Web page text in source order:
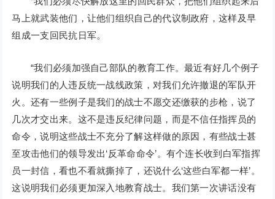
马上就武装他们，让他们组织自己的代议制政府，这样及早
组成一支回民抗日军。
“我们必须加强自己部队的教育工作。最近有好几个例子
说明我们的人违反统一战线政策，对我们允许撤退的军队开
火。还有一些例子是我们的战士不愿交还缴获的步枪，说了
几次才交出来。这不是违反纪律问题，而是不信任指挥员的
命令，说明这些战士不充分了解这样做的原因，有些战士甚
至攻击他们的领导发出‘反革命命令’。有个连长收到白军指挥
员一封信，看也不看就撕掉了，还说什么‘这些白军都一样’。
这说明我们必须更加深入地教育战士。我们第一次讲话没有